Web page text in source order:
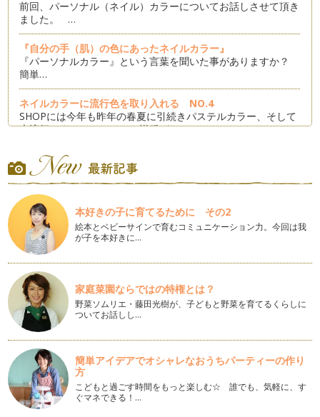
前回、パーソナル（ネイル）カラーについてお話しさせて頂き
ました。 …
『自分の手（肌）の色にあったネイルカラー』
『パーソナルカラー』という言葉を聞いた事がありますか？
簡単…
ネイルカラーに流行色を取り入れる NO.4
SHOPには今年も昨年の春夏に引続きパステルカラー、そして
大流行のネオンカラーのお洋服がた…
タイプごとに悩みを解消して素敵ネイル 〜フレンチ編〜
フレンチネイルはとても人気のデザインです♪ …
卒園・入園シーズン対応のデザイン 〜 グラデーション編 〜
3月、4月は卒園・卒業、入園・入学シーズン。 あまり華美に
な…
卒園・入園シーズン対応のデザイン 〜 フレンチ編 〜
3月、4月は卒園・卒業、入園・入学シーズン。 …
自分の手（肌）の色にあったネイルカラー 〜PINK〜
2月はバレンタイン、3月はひな祭り、そして卒園式、入学式
とこれからの季節一番人気のネイルカ…
ネイルカラーにラッキーカラーを取り入れる♪
ラッキーカラーは生年月日や星座、また血液型など色々ありま
すよね。 …
ネイルカラーに流行色を取り入れる NO.3
本好きの子に育てるために その2
絵本とベビーサインで育むコミュニケーション力。今回は我
が子を本好きに…
家庭菜園ならではの特権とは？
野菜ソムリエ・藤田光樹が、子どもと野菜を育てるくらしに
ついてお話しし…
簡単アイデアでオシャレなおうちパーティーの作り
方
こどもと過ごす時間をもっと楽しむ☆ 誰でも、気軽に、す
ぐマネできる！…